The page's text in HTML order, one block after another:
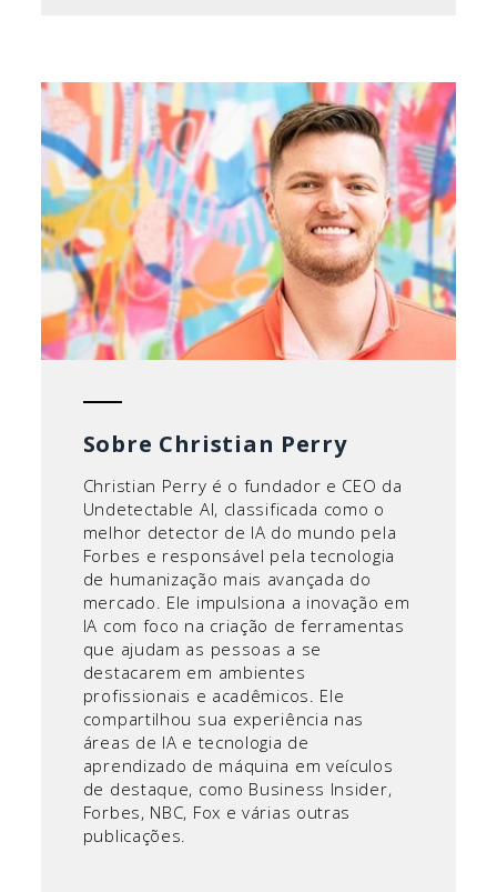
Sobre Christian Perry
Christian Perry é o fundador e CEO da
Undetectable AI, classificada como o
melhor detector de IA do mundo pela
Forbes e responsável pela tecnologia
de humanização mais avançada do
mercado. Ele impulsiona a inovação em
IA com foco na criação de ferramentas
que ajudam as pessoas a se
destacarem em ambientes
profissionais e acadêmicos. Ele
compartilhou sua experiência nas
áreas de IA e tecnologia de
aprendizado de máquina em veículos
de destaque, como Business Insider,
Forbes, NBC, Fox e várias outras
publicações.